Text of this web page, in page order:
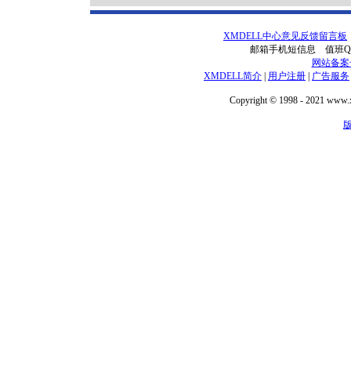
XMDELL中心意见反馈留言板
邮箱手机短信息 值班
网站备
XMDELL简介
用户注册 广告服务
Copyright © 1998 - 2021